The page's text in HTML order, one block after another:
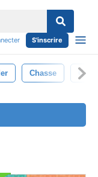
S'inscrire
Chasse